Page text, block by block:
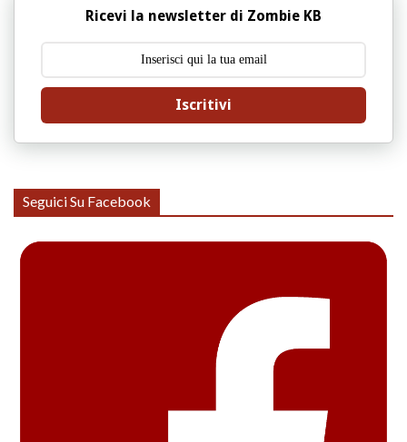
Ricevi la newsletter di Zombie KB
Iscritivi
Seguici Su Facebook